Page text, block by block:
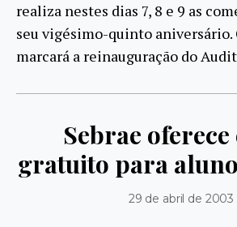
realiza nestes dias 7, 8 e 9 as
seu vigésimo-quinto aniversário.
marcará a reinauguração do
Sebrae
gratuito para
29 de abril de 2003